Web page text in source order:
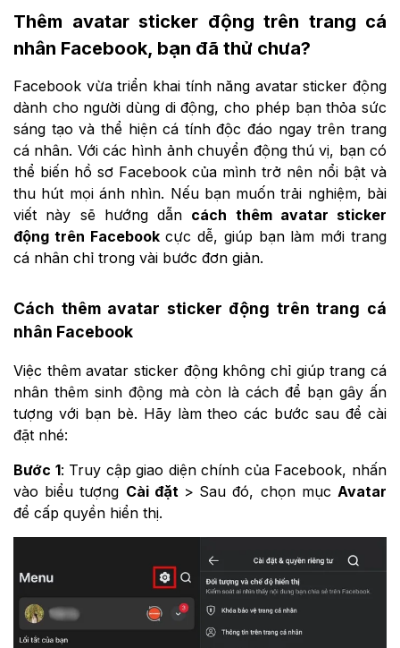
Thêm avatar sticker động trên trang cá
nhân Facebook, bạn đã thử chưa?
Facebook vừa triển khai tính năng avatar sticker động
dành cho người dùng di động, cho phép bạn thỏa sức
sáng tạo và thể hiện cá tính độc đáo ngay trên trang
cá nhân. Với các hình ảnh chuyển động thú vị, bạn có
thể biến hồ sơ Facebook của mình trở nên nổi bật và
thu hút mọi ánh nhìn. Nếu bạn muốn trải nghiệm, bài
viết này sẽ hướng dẫn cách thêm avatar sticker
động trên Facebookcực dễ, giúp bạn làm mới trang
cá nhân chỉ trong vài bước đơn giản.
Cách thêm avatar sticker động trên trang cá
nhân Facebook
Việc thêm avatar sticker động không chỉ giúp trang cá
nhân thêm sinh động mà còn là cách để bạn gây ấn
tượng với bạn bè. Hãy làm theo các bước sau để cài
đặt nhé:
Bước 1: Truy cập giao diện chính của Facebook, nhấn
vào biểu tượng Cài đặt > Sau đó, chọn mục Avatar
để cấp quyền hiển thị.